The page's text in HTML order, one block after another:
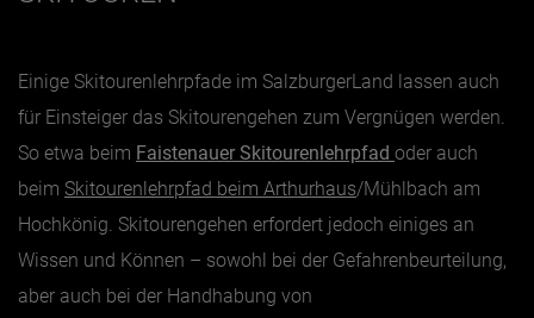
Einige Skitourenlehrpfade im SalzburgerLand lassen auch
für Einsteiger das Skitourengehen zum Vergnügen werden.
So etwa beim Faistenauer Skitourenlehrpfad oder auch
beim Skitourenlehrpfad beim Arthurhaus/Mühlbach am
Hochkönig. Skitourengehen erfordert jedoch einiges an
Wissen und Können – sowohl bei der Gefahrenbeurteilung,
aber auch bei der Handhabung von